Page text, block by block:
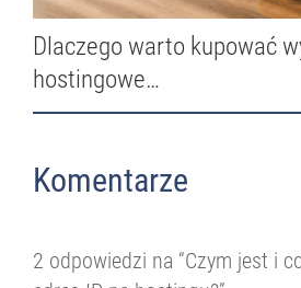
Dlaczego warto kupować
hostingowe…
Komentarze
2 odpowiedzi na “Czym jest i